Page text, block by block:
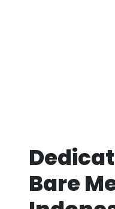
Bare